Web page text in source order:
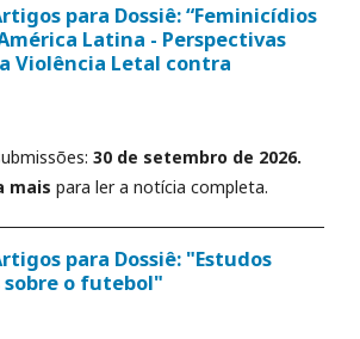
para Dossiê: “Feminicídios
Latina - Perspectivas
Violência Letal contra
30 de setembro de 2026.
mais para ler a notícia completa.
para Dossiê: "Estudos
o futebol"